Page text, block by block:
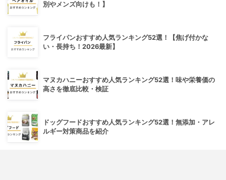
別やメンズ向けも！】
フライパンおすすめ人気ランキング52選！【焦げ付かな
い・長持ち！2026最新】
マヌカハニーおすすめ人気ランキング52選！味や栄養価の
高さを徹底比較・検証
ドッグフードおすすめ人気ランキング52選！無添加・アレ
ルギー対策商品を紹介